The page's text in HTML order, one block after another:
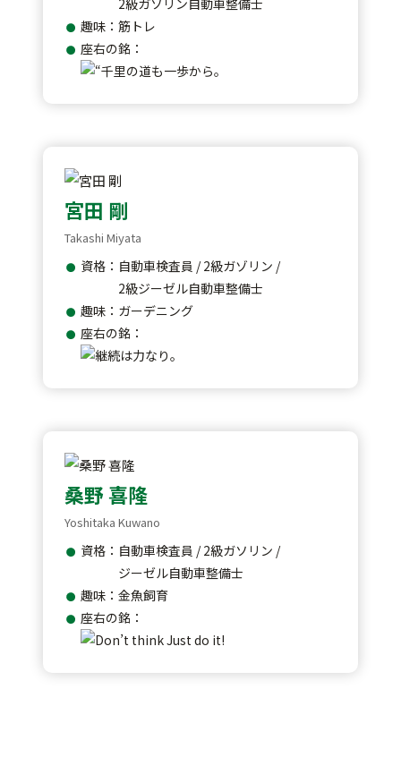
2級ガソリン自動車整備士
趣味：筋トレ
座右の銘：
宮田 剛
Takashi Miyata
資格：自動車検査員 / 2級ガゾリン /
2級ジーゼル自動車整備士
趣味：ガーデニング
座右の銘：
桑野 喜隆
Yoshitaka Kuwano
資格：自動車検査員 / 2級ガソリン /
ジーゼル自動車整備士
趣味：金魚飼育
座右の銘：